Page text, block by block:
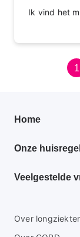
Ik vind het
1
Primair
menu
Home
Onze
Veelgestelde
Secundaire
footer
Over